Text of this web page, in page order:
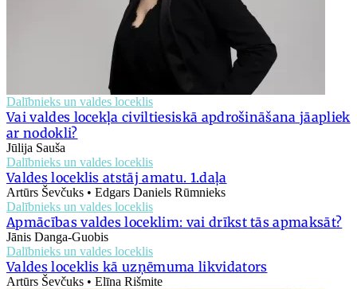
Dalībnieks un valdes loceklis
Vai valdes locekļa civiltiesiskā apdrošināšana jāapliek
ar nodokli?
Jūlija Sauša
Dalībnieks un valdes loceklis
Valdes loceklis atstāj amatu. 1.daļa
Artūrs Ševčuks • Edgars Daniels Rūmnieks
Dalībnieks un valdes loceklis
Apmācības valdes loceklim: vai drīkst tās apmaksāt?
Jānis Danga-Guobis
Dalībnieks un valdes loceklis
Valdes loceklis kā uzņēmuma likvidators
Artūrs Ševčuks • Elīna Rišmite